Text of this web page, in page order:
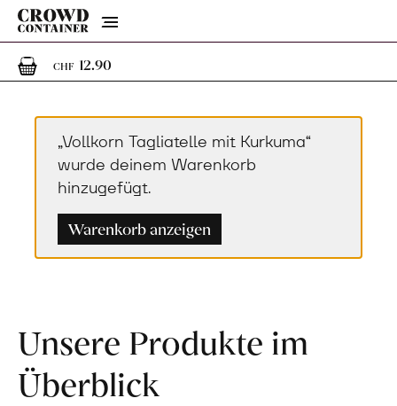
Menu
CHF 12.901 Artikel im Warenkorb
„Vollkorn Tagliatelle mit Kurkuma“
wurde deinem Warenkorb
hinzugefügt.
Warenkorb anzeigen
Unsere Produkte im
Überblick